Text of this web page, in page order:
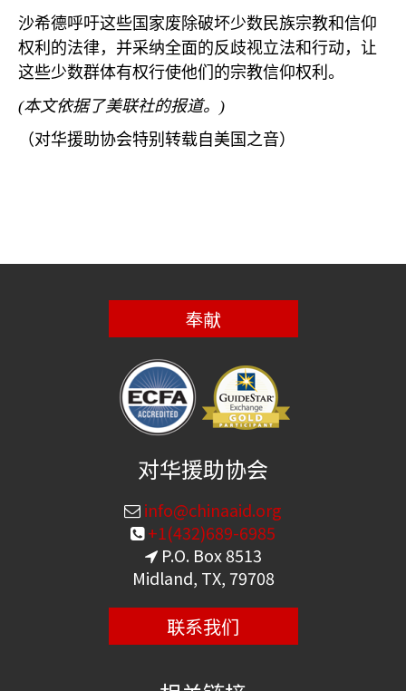
沙希德呼吁这些国家废除破坏少数民族宗教和信仰
权利的法律，并采纳全面的反歧视立法和行动，让
这些少数群体有权行使他们的宗教信仰权利。
(本文依据了美联社的报道。 )
（对华援助协会特别转载自美国之音）
奉献
对华援助协会
info@chinaaid.org
+1(432)689-6985
P.O. Box 8513
Midland, TX, 79708
联系我们